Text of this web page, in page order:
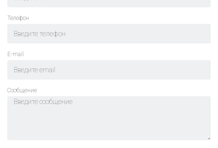
Телефон
E-mail
Cообщение